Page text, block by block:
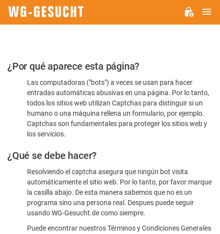
Por
favor,
confirme
humano
¿Por qué aparece esta página?
Las computadoras ("bots") a veces se usan para hacer
entradas automáticas abusivas en una página. Por lo tanto,
todos los sitios web utilizan Captchas para distinguir si un
humano o una máquina rellena un formulario, por ejemplo.
Captchas son fundamentales para proteger los sitios web y
los servicios.
¿Qué se debe hacer?
Resolviendo el captcha asegura que ningún bot visita
automáticamente el sitio web. Por lo tanto, por favor marque
la casilla abajo. De esta manera sabemos que no es un
programa sino una persona real. Despues puede seguir
usando WG-Gesucht.de como siempre.
Puede encontrar nuestros Términos y Condiciones Generales